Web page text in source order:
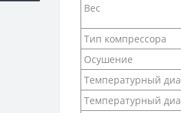
Вес
Тип компрессора
Осушение
Температурный
Температурный